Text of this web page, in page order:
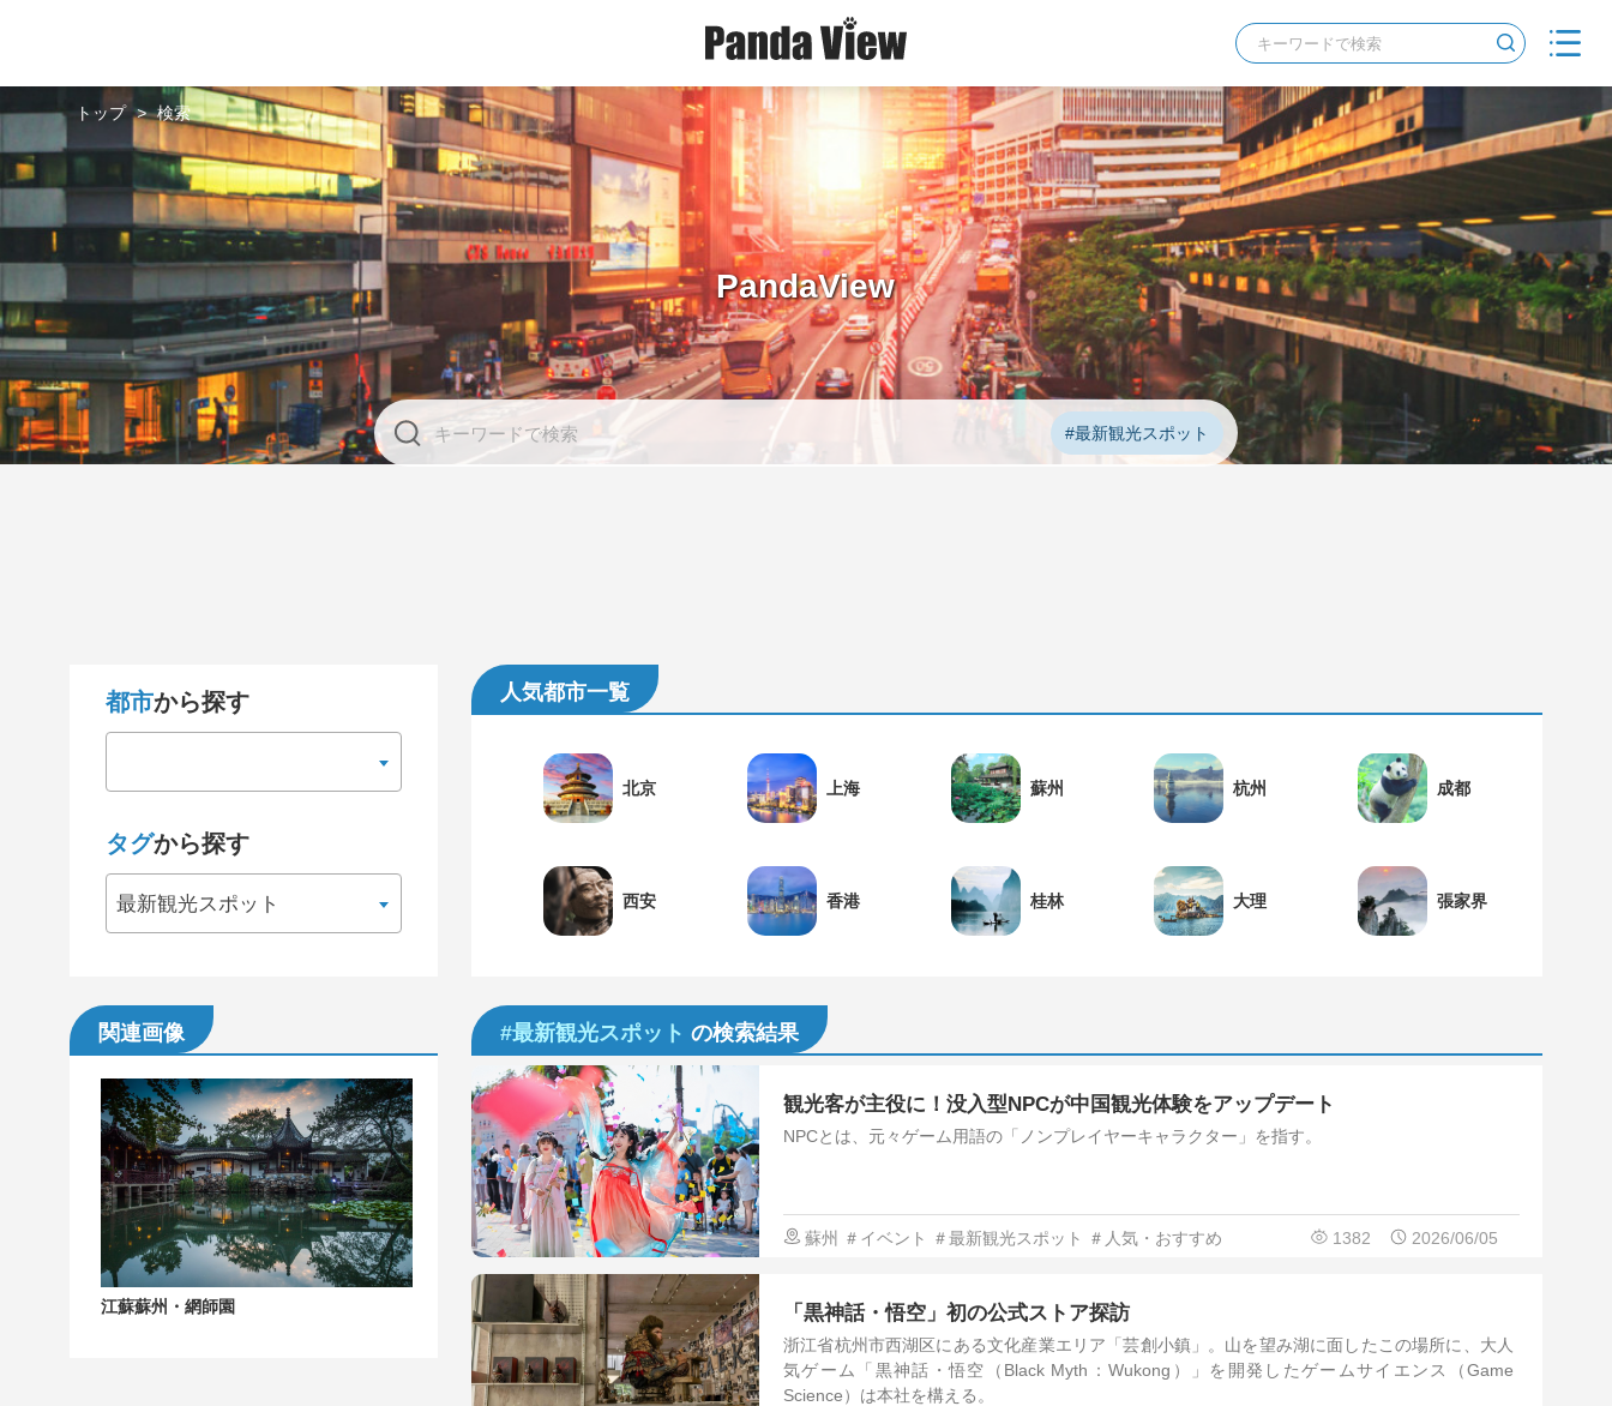
トップ > 検索
PandaView
#最新観光スポット
都市から探す
タグから探す
最新観光スポット
関連画像
江蘇蘇州・網師園
人気都市一覧
北京 上海 蘇州 杭州 成都
西安 香港 桂林 大理 張家界
#最新観光スポット の検索結果
観光客が主役に！没入型NPCが中国観光体験をアップデート
NPCとは、元々ゲーム用語の「ノンプレイヤーキャラクター」を指す。
蘇州 ＃イベント ＃最新観光スポット ＃人気・おすすめ 1382 2026/06/05
「黒神話・悟空」初の公式ストア探訪
浙江省杭州市西湖区にある文化産業エリア「芸創小鎮」。山を望み湖に面したこの場所に、大人
気ゲーム「黒神話・悟空（Black Myth：Wukong）」を開発したゲームサイエンス（Game
Science）は本社を構える。